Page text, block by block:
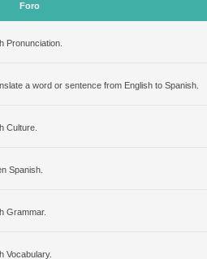
Foro
Pronunciation.
a word or sentence from English to Spanish.
Culture.
Spanish.
Grammar.
Vocabulary.